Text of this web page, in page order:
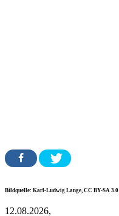
Bildquelle: Karl-Ludwig Lange, CC BY-SA 3.0
12.08.2026,